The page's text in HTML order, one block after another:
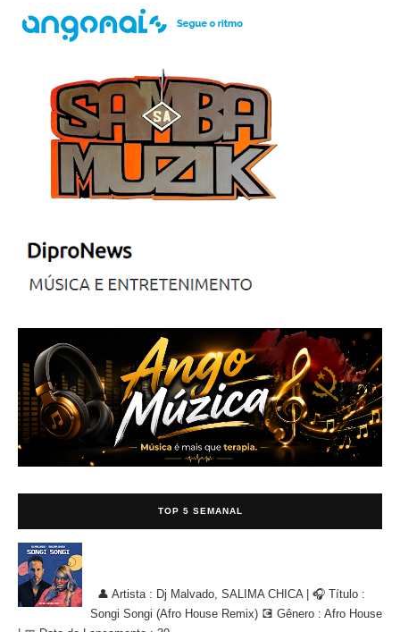
TOP 5 SEMANAL
👤 Artista : Dj Malvado, SALIMA CHICA | 🎧 Título :
Songi Songi (Afro House Remix) 💽 Gênero : Afro House